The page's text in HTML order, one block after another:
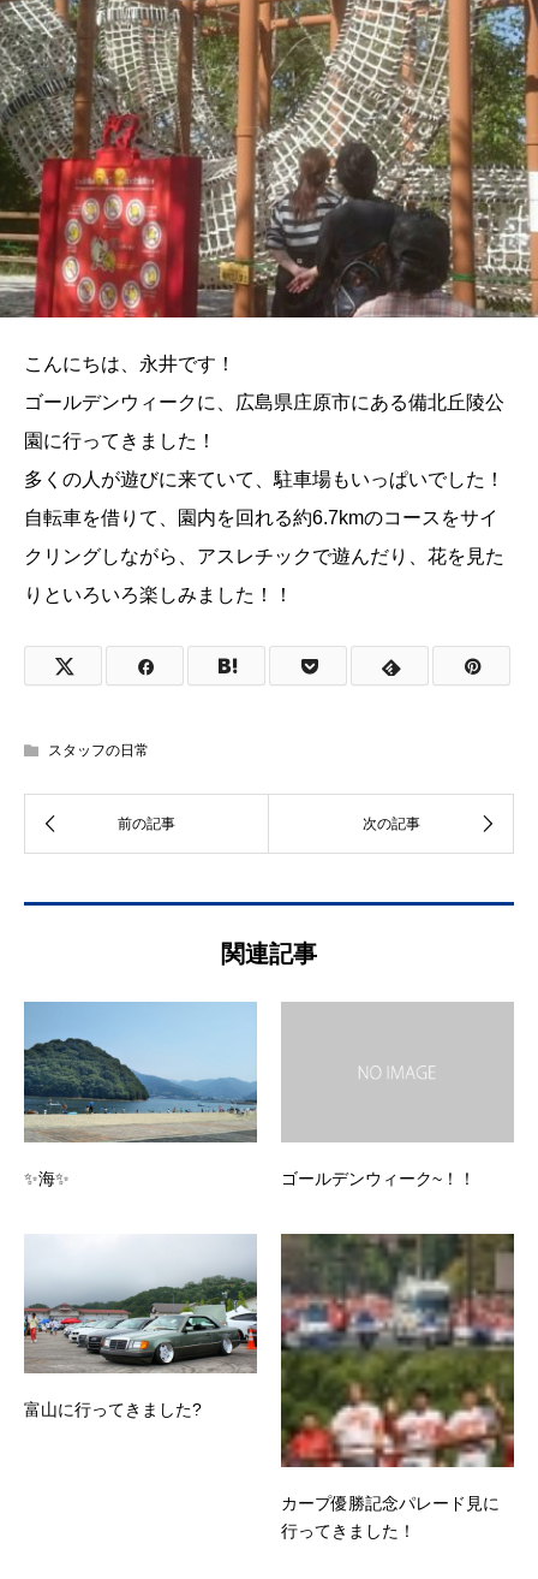
こんにちは、永井です！
ゴールデンウィークに、広島県庄原市にある備北丘陵公
園に行ってきました！
多くの人が遊びに来ていて、駐車場もいっぱいでした！
自転車を借りて、園内を回れる約6.7kmのコースをサイ
クリングしながら、アスレチックで遊んだり、花を見た
りといろいろ楽しみました！！
スタッフの日常
関連記事
✨海✨ ゴールデンウィーク~！！
富山に行ってきました?
カープ優勝記念パレード見に
行ってきました！